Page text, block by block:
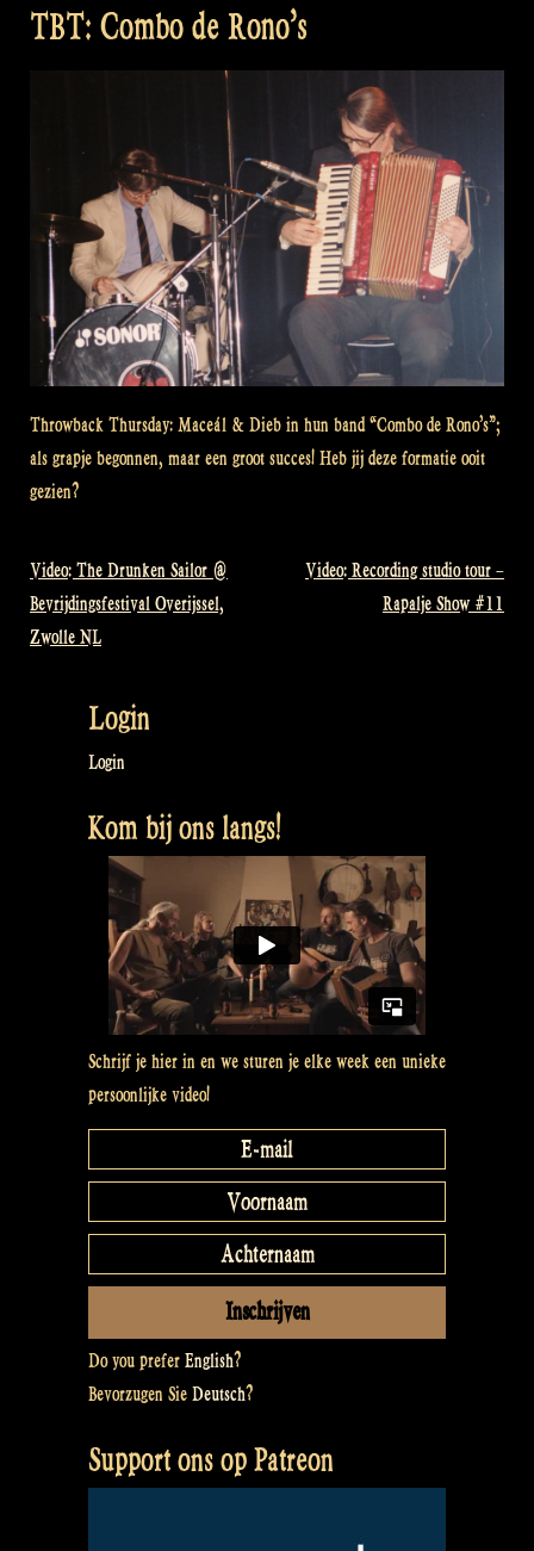
TBT: Combo de Rono’s
Throwback Thursday: Maceál & Dieb in hun band “Combo de Rono’s”;
als grapje begonnen, maar een groot succes! Heb jij deze formatie ooit
gezien?
Bericht
navigatie
Video: The Drunken Sailor @
Bevrijdingsfestival Overijssel,
Zwolle NL
Video: Recording studio tour –
Rapalje Show #11
Login
Login
Kom bij ons langs!
Schrijf je hier in en we sturen je elke week een unieke
persoonlijke video!
Do you prefer English?
Bevorzugen Sie Deutsch?
Support ons op Patreon